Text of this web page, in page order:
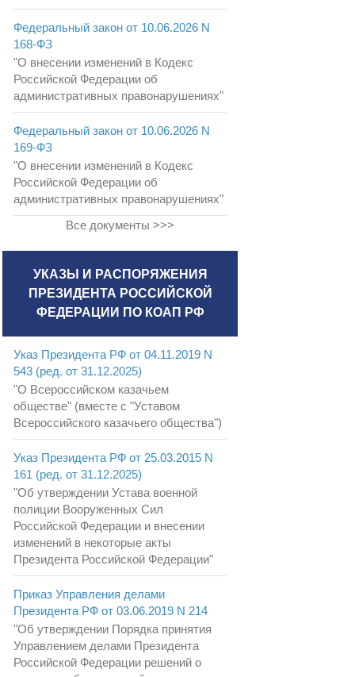
Федеральный закон от 10.06.2026 N
168-ФЗ
"О внесении изменений в Кодекс
Российской Федерации об
административных правонарушениях"
Федеральный закон от 10.06.2026 N
169-ФЗ
"О внесении изменений в Кодекс
Российской Федерации об
административных правонарушениях"
Все документы >>>
УКАЗЫ И РАСПОРЯЖЕНИЯ
ПРЕЗИДЕНТА РОССИЙСКОЙ
ФЕДЕРАЦИИ ПО КОАП РФ
Указ Президента РФ от 04.11.2019 N
543 (ред. от 31.12.2025)
"О Всероссийском казачьем
обществе" (вместе с "Уставом
Всероссийского казачьего общества")
Указ Президента РФ от 25.03.2015 N
161 (ред. от 31.12.2025)
"Об утверждении Устава военной
полиции Вооруженных Сил
Российской Федерации и внесении
изменений в некоторые акты
Президента Российской Федерации"
Приказ Управления делами
Президента РФ от 03.06.2019 N 214
"Об утверждении Порядка принятия
Управлением делами Президента
Российской Федерации решений о